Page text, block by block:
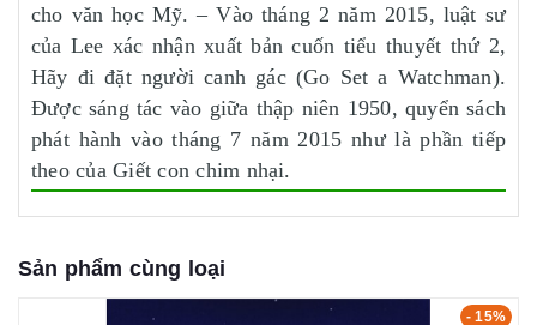
cho văn học Mỹ. – Vào tháng 2 năm 2015, luật sư
của Lee xác nhận xuất bản cuốn tiểu thuyết thứ 2,
Hãy đi đặt người canh gác (Go Set a Watchman).
Được sáng tác vào giữa thập niên 1950, quyển sách
phát hành vào tháng 7 năm 2015 như là phần tiếp
theo của Giết con chim nhại.
Sản phẩm cùng loại
- 15%